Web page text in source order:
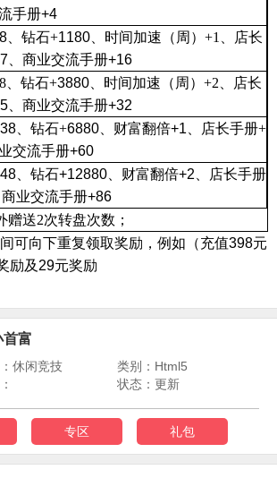
手册+4
8 、钻石+1180 、时间加速（周） +1
、店长
商业交流手册+16
、钻石+3880 、时间加速（周） +2 、店长
商业交流手册+32
、钻石+6880 、财富翻倍+1 、店长手册+
交流手册+60
、钻石+12880 、财富翻倍+2 、店长手册
商业交流手册+86
赠送2次转盘次数；
可向下重复领取奖励，例如（充值398元
励及 29元奖励
首富
休闲竞技
类别：Html5
状态：更新
专区 礼包